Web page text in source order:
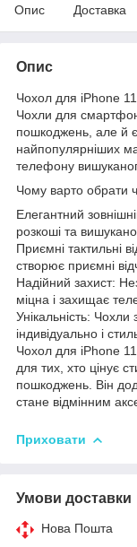
Опис Доставка
Опис
Чохол для iPhone 11
Чохли для
пошкоджень, але й
найпопулярніших
телефону
Чому варто обрати
Елегантний
розкоші та
Приємні тактильні
створює приємні
Надійний захист:
міцна і захищає
Унікальність:
індивідуально і
Чохол для iPhone 11
для тих, хто цінує
пошкоджень. Він
стане відмінним
Приховати
Умови доставки
Нова Пошта